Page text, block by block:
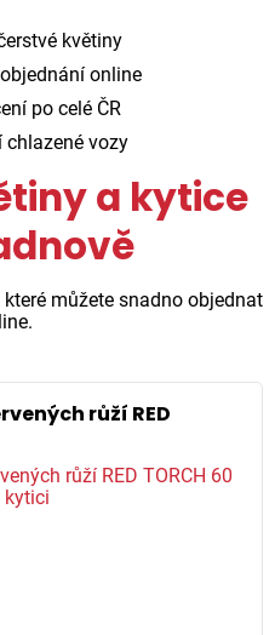
květiny
online
po celé ČR
chlazené vozy
a kytice
které můžete snadno objednat
růží RED